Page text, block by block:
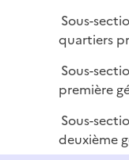
i
e
Sous-
quartiers
Sous-
première
Sous-
deuxième